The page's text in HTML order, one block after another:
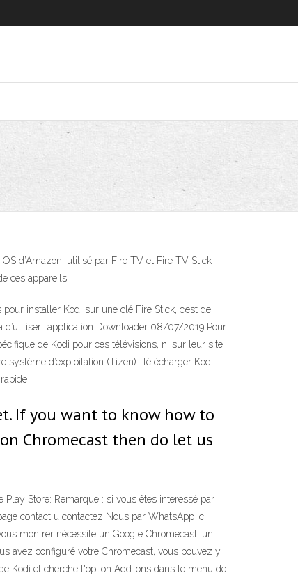
d’Amazon, utilisé par Fire TV et Fire TV Stick
ces appareils
installer Kodi sur une clé Fire Stick, c’est de
d’utiliser l’application Downloader 08/07/2019 Pour
de Kodi pour ces télévisions, ni sur leur site
d’exploitation (Tizen). Télécharger Kodi
!
If you want to know how to
Chromecast then do let us
Store: Remarque : si vous êtes interessé par
contact u contactez Nous par WhatsApp ici :
montrer nécessite un Google Chromecast, un
avez configuré votre Chromecast, vous pouvez y
Kodi et cherche l'option Add-ons dans le menu de